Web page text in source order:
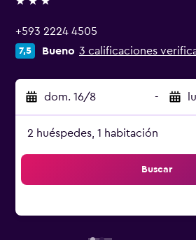
3 estrellas
+593 2224 4505
7,5 Bueno 3 calificaciones
dom. 16/8 -
2 huéspedes, 1 habitación
Buscar